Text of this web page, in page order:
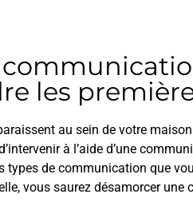
les
au sein de votre
à l’aide d’une
types de communication que
vous saurez désamorcer une